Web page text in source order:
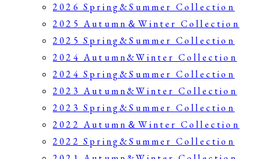
2026 Spring&Summer Collection
2025 Autumn＆Winter Collection
2025 Spring&Summer Collection
2024 Autumn&Winter Collection
2024 Spring&Summer Collection
2023 Autumn&Winter Collection
2023 Spring&Summer Collection
2022 Autumn＆Winter Collection
2022 Spring&Summer Collection
・
ずいぶんと日が短くなった
今年の夏は佐渡に行けなかった
でもその代わり いろいろな新潟を楽しむこともできた
・